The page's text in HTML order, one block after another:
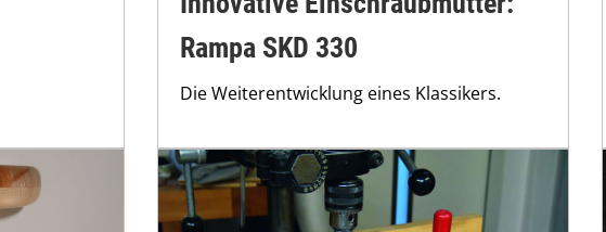
Rampa SKD 330
Die Weiterentwicklung eines Klassikers.